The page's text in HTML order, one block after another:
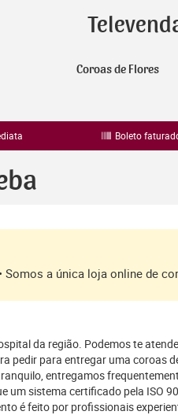
Coroas de Flores
Boleto
Somos a única loja online de
da região. Podemos te
pedir para entregar uma coroas
entregamos
um sistema certificado pela ISO
é feito por profissionais